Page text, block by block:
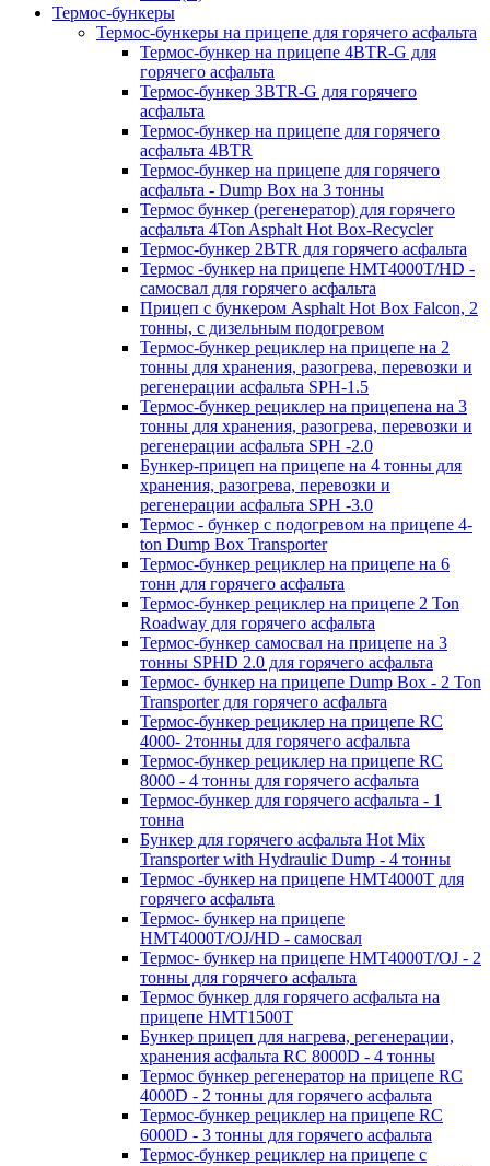
Термос-бункеры
Термос-бункеры на прицепе для горячего асфальта
Термос-бункер на прицепе 4BTR-G для
горячего асфальта
Термос-бункер 3BTR-G для горячего
асфальта
Термос-бункер на прицепе для горячего
асфальта 4BTR
Термос-бункер на прицепе для горячего
асфальта - Dump Box на 3 тонны
Термос бункер (регенератор) для горячего
асфальта 4Ton Asphalt Hot Box-Recycler
Термос-бункер 2BTR для горячего асфальта
Термос -бункер на прицепе HMT4000T/HD -
самосвал для горячего асфальта
Прицеп с бункером Asphalt Hot Box Falcon, 2
тонны, с дизельным подогревом
Термос-бункер рециклер на прицепе на 2
тонны для хранения, разогрева, перевозки и
регенерации асфальта SPH-1.5
Термос-бункер рециклер на прицепена на 3
тонны для хранения, разогрева, перевозки и
регенерации асфальта SPH -2.0
Бункер-прицеп на прицепе на 4 тонны для
хранения, разогрева, перевозки и
регенерации асфальта SPH -3.0
Термос - бункер с подогревом на прицепе 4-
ton Dump Box Transporter
Термос-бункер рециклер на прицепе на 6
тонн для горячего асфальта
Термос-бункер рециклер на прицепе 2 Ton
Roadway для горячего асфальта
Термос-бункер самосвал на прицепе на 3
тонны SPHD 2.0 для горячего асфальта
Термос- бункер на прицепе Dump Box - 2 Ton
Transporter для горячего асфальта
Термос-бункер рециклер на прицепе RC
4000- 2тонны для горячего асфальта
Термос-бункер рециклер на прицепе RC
8000 - 4 тонны для горячего асфальта
Термос-бункер для горячего асфальта - 1
тонна
Бункер для горячего асфальта Hot Mix
Transporter with Hydraulic Dump - 4 тонны
Термос -бункер на прицепе HMT4000T для
горячего асфальта
Термос- бункер на прицепе
HMT4000T/OJ/HD - самосвал
Термос- бункер на прицепе HMT4000T/OJ - 2
тонны для горячего асфальта
Термос бункер для горячего асфальта на
прицепе HMT1500T
Бункер прицеп для нагрева, регенерации,
хранения асфальта RC 8000D - 4 тонны
Термос бункер регенератор на прицепе RC
4000D - 2 тонны для горячего асфальта
Термос-бункер рециклер на прицепе RC
6000D - 3 тонны для горячего асфальта
Термос-бункер рециклер на прицепе с